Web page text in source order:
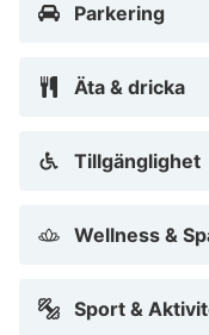
Parkering
Äta & dricka
Tillgänglighet
Wellness &
Sport &